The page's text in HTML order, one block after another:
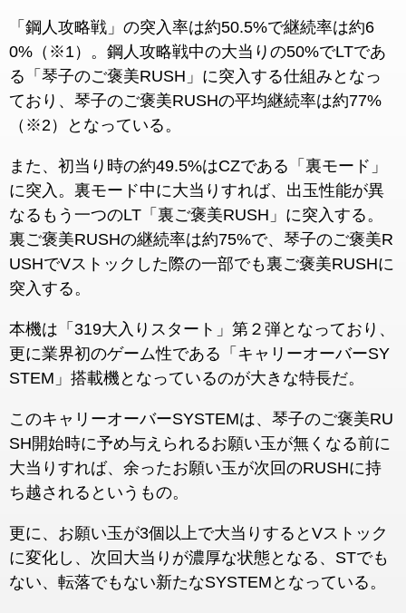
「鋼人攻略戦」の突入率は約50.5%で継続率は約6
0%（※1）。鋼人攻略戦中の大当りの50%でLTであ
る「琴子のご褒美RUSH」に突入する仕組みとなっ
ており、琴子のご褒美RUSHの平均継続率は約77%
（※2）となっている。
また、初当り時の約49.5%はCZである「裏モード」
に突入。裏モード中に大当りすれば、出玉性能が異
なるもう一つのLT「裏ご褒美RUSH」に突入する。
裏ご褒美RUSHの継続率は約75%で、琴子のご褒美R
USHでVストックした際の一部でも裏ご褒美RUSHに
突入する。
本機は「319大入りスタート」第２弾となっており、
更に業界初のゲーム性である「キャリーオーバーSY
STEM」搭載機となっているのが大きな特長だ。
このキャリーオーバーSYSTEMは、琴子のご褒美RU
SH開始時に予め与えられるお願い玉が無くなる前に
大当りすれば、余ったお願い玉が次回のRUSHに持
ち越されるというもの。
更に、お願い玉が3個以上で大当りするとVストック
に変化し、次回大当りが濃厚な状態となる、STでも
ない、転落でもない新たなSYSTEMとなっている。